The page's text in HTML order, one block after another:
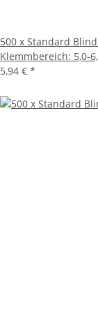
500 x Standard
Klemmbereich: 5,0-
5,94 € *